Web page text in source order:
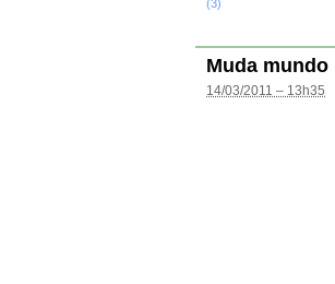
(3)
Muda mundo
14/03/2011 – 13h35